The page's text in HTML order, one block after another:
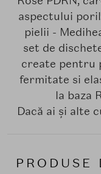
aspectului
pielii -
set de
create pentru
fermitate si
la baza
Dacă ai și alte
PRODUSE